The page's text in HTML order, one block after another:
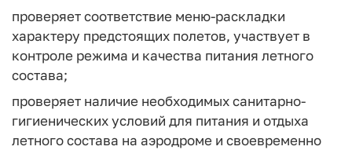
проверяет соответствие меню-раскладки
характеру предстоящих полетов, участвует в
контроле режима и качества питания летного
состава;
проверяет наличие необходимых санитарно-
гигиенических условий для питания и отдыха
летного состава на аэродроме и своевременно